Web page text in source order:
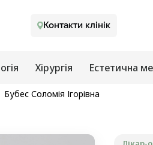
Контакти клінік
Хірургія Естетична
Бубес Соломія Ігорівна